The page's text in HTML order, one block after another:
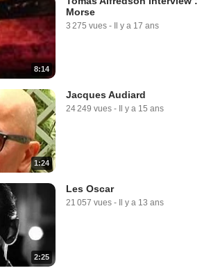
8:14
Morse
3 275 vues - Il y a 17 ans
1:24
Jacques Audiard
24 249 vues - Il y a 15 ans
2:25
Les Oscar
21 057 vues - Il y a 13 ans